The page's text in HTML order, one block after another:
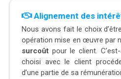
Alignement des
Nous avons fait le choix
opération mise en œuvre par
surcoût pour le client.
choisi avec le client
d’une partie de sa